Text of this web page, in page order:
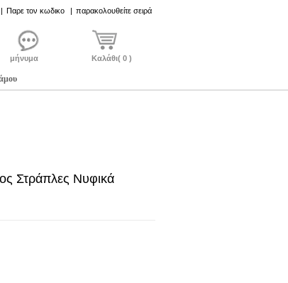
| Παρε τον κωδικο | παρακολουθείτε σειρά
μήνυμα Καλάθι( 0 )
Στράπλες Νυφικά